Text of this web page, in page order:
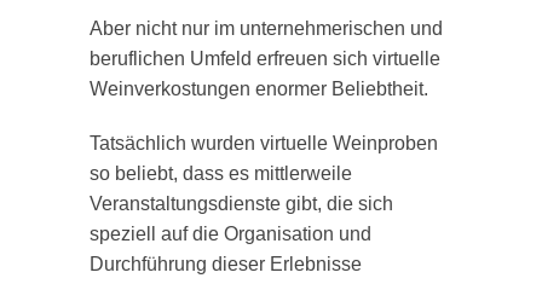
Aber nicht nur im unternehmerischen und
beruflichen Umfeld erfreuen sich virtuelle
Weinverkostungen enormer Beliebtheit.
Tatsächlich wurden virtuelle Weinproben
so beliebt, dass es mittlerweile
Veranstaltungsdienste gibt, die sich
speziell auf die Organisation und
Durchführung dieser Erlebnisse